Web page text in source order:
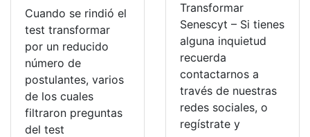
Cuando se rindió el
test transformar
por un reducido
número de
postulantes, varios
de los cuales
filtraron preguntas
del test
Transformar
Senescyt – Si tienes
alguna inquietud
recuerda
contactarnos a
través de nuestras
redes sociales, o
regístrate y